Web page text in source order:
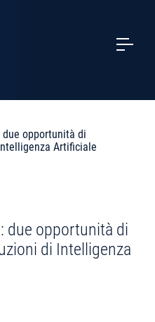
due opportunità di
Artificiale
due opportunità di
di Intelligenza